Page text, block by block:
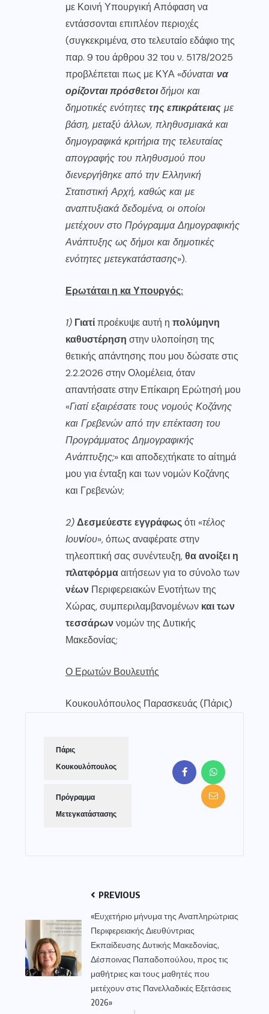
με Κοινή Υπουργική Απόφαση να
εντάσσονται επιπλέον περιοχές
(συγκεκριμένα, στο τελευταίο εδάφιο της
παρ. 9 του άρθρου 32 του ν. 5178/2025
προβλέπεται πως με ΚΥΑ «δύναται να
ορίζονταιπρόσθετοιδήμοι και
δημοτικές ενότητες της επικράτειας με
βάση, μεταξύ άλλων, πληθυσμιακά και
δημογραφικά κριτήρια της τελευταίας
απογραφής του πληθυσμού που
διενεργήθηκε από την Ελληνική
Στατιστική Αρχή, καθώς και με
αναπτυξιακά δεδομένα, οι οποίοι
μετέχουν στο Πρόγραμμα Δημογραφικής
Ανάπτυξης ως δήμοι και δημοτικές
ενότητες μετεγκατάστασης»).
Ερωτάται η κα Υπουργός:
1) Γιατίπροέκυψε αυτή η πολύμηνη
καθυστέρηση στην υλοποίηση της
θετικής απάντησης που μου δώσατε στις
2.2.2026 στην Ολομέλεια, όταν
απαντήσατε στην Επίκαιρη Ερώτησή μου
«Γιατί εξαιρέσατε τους νομούς Κοζάνης
και Γρεβενών από την επέκταση του
Προγράμματος Δημογραφικής
Ανάπτυξης;» και αποδεχτήκατε το αίτημά
μου για ένταξη και των νομών Κοζάνης
και Γρεβενών;
2)Δεσμεύεστε εγγράφωςότι «τέλος
Ιουνίου», όπως αναφέρατε στην
τηλεοπτική σας συνέντευξη,θα ανοίξει η
πλατφόρμααιτήσεων για το σύνολο των
νέων Περιφερειακών Ενοτήτων της
Χώρας, συμπεριλαμβανομένων και των
τεσσάρωννομών της Δυτικής
Μακεδονίας;
Ο Ερωτών Βουλευτής
Κουκουλόπουλος Παρασκευάς (Πάρις)
Πάρις
Κουκουλόπουλος
Πρόγραμμα
Μετεγκατάστασης
PREVIOUS
«Ευχετήριο μήνυμα της Αναπληρώτριας
Περιφερειακής Διευθύντριας
Εκπαίδευσης Δυτικής Μακεδονίας,
Δέσποινας Παπαδοπούλου, προς τις
μαθήτριες και τους μαθητές που
μετέχουν στις Πανελλαδικές Εξετάσεις
2026»